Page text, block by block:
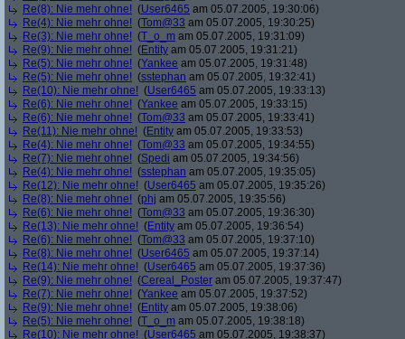
Re(8): Nie mehr ohne! (User6465 am 05.07.2005, 19:30:06)
Re(4): Nie mehr ohne! (Tom@33 am 05.07.2005, 19:30:25)
Re(3): Nie mehr ohne! (T_o_m am 05.07.2005, 19:31:09)
Re(9): Nie mehr ohne! (Entity am 05.07.2005, 19:31:21)
Re(5): Nie mehr ohne! (Yankee am 05.07.2005, 19:31:48)
Re(5): Nie mehr ohne! (sstephan am 05.07.2005, 19:32:41)
Re(10): Nie mehr ohne! (User6465 am 05.07.2005, 19:33:13)
Re(6): Nie mehr ohne! (Yankee am 05.07.2005, 19:33:15)
Re(6): Nie mehr ohne! (Tom@33 am 05.07.2005, 19:33:41)
Re(11): Nie mehr ohne! (Entity am 05.07.2005, 19:33:53)
Re(4): Nie mehr ohne! (Tom@33 am 05.07.2005, 19:34:55)
Re(7): Nie mehr ohne! (Spedi am 05.07.2005, 19:34:56)
Re(4): Nie mehr ohne! (sstephan am 05.07.2005, 19:35:05)
Re(12): Nie mehr ohne! (User6465 am 05.07.2005, 19:35:26)
Re(8): Nie mehr ohne! (phj am 05.07.2005, 19:35:56)
Re(6): Nie mehr ohne! (Tom@33 am 05.07.2005, 19:36:30)
Re(13): Nie mehr ohne! (Entity am 05.07.2005, 19:36:54)
Re(6): Nie mehr ohne! (Tom@33 am 05.07.2005, 19:37:10)
Re(8): Nie mehr ohne! (User6465 am 05.07.2005, 19:37:14)
Re(14): Nie mehr ohne! (User6465 am 05.07.2005, 19:37:36)
Re(9): Nie mehr ohne! (Cereal_Poster am 05.07.2005, 19:37:47)
Re(7): Nie mehr ohne! (Yankee am 05.07.2005, 19:37:52)
Re(9): Nie mehr ohne! (Entity am 05.07.2005, 19:38:06)
Re(5): Nie mehr ohne! (T_o_m am 05.07.2005, 19:38:18)
Re(10): Nie mehr ohne! (User6465 am 05.07.2005, 19:38:37)